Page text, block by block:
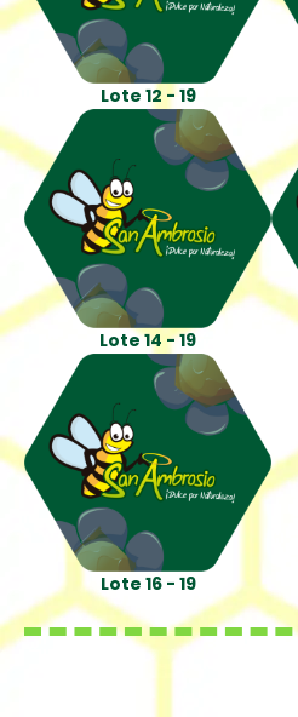
Lote 12 - 19
Lote 14 - 19
Lote 16 - 19